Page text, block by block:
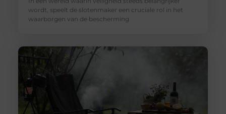
wordt, speelt de slotenmaker een cruciale rol in het
waarborgen van de bescherming